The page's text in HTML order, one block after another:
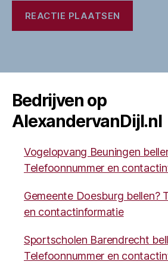
Bedrijven op
AlexandervanDijl.nl
Vogelopvang Beuningen
Telefoonnummer en
Gemeente Doesburg bellen?
en contactinformatie
Sportscholen Barendrecht
Telefoonnummer en